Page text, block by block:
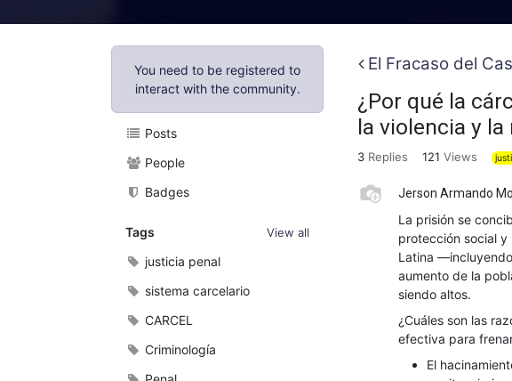
You need to be registered to
interact with the community.
Posts
People
Badges
Tags View all
justicia penal
sistema carcelario
CARCEL
Criminología
El Fracaso del
¿Por qué la
la violencia y
3 Replies 121 Views
Jerson Armando
La prisión se
protección social y
Latina
aumento de la
siendo altos.
¿Cuáles son las
efectiva para
El